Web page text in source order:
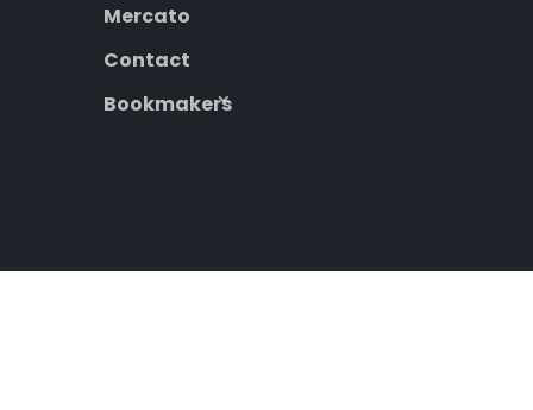
Mercato
Contact
Bookmakers